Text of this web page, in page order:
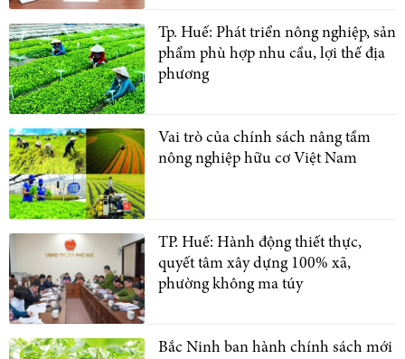
Tp. Huế: Phát triển nông nghiệp, sản
phẩm phù hợp nhu cầu, lợi thế địa
phương
Vai trò của chính sách nâng tầm
nông nghiệp hữu cơ Việt Nam
TP. Huế: Hành động thiết thực,
quyết tâm xây dựng 100% xã,
phường không ma túy
Bắc Ninh ban hành chính sách mới